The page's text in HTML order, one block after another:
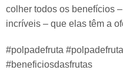
colher todos os benefícios
incríveis – que elas têm a
#polpadefruta
#beneficiosdasfrutas